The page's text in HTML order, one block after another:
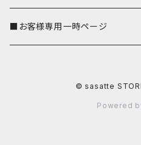
■お客様専用一時ページ
© sasatte
Powered